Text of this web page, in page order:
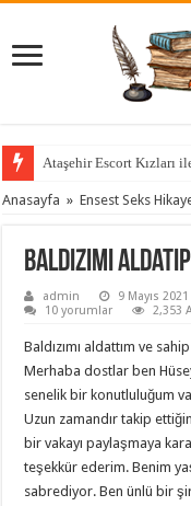
Ataşehir Escort Kızları
Anasayfa » Ensest Seks
Baldızımı
admin 9 Mayıs 2021
10 yorumlar
2,353
Baldızımı aldattım ve
Merhaba dostlar ben
senelik bir konutluluğum
Uzun zamandır takip
bir vakayı paylaşmaya
teşekkür ederim. Benim
sabrediyor. Ben ünlü bir